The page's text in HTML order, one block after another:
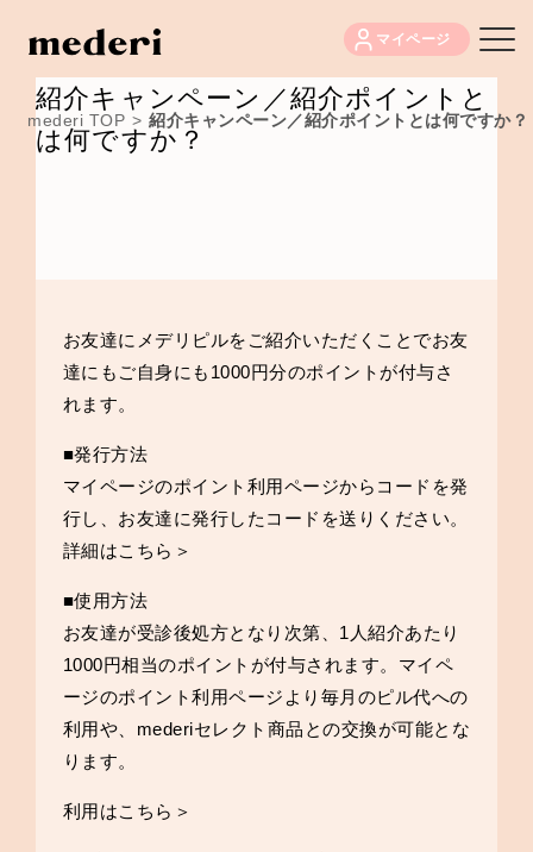
マイページ
mederi TOP > 紹介キャンペーン／紹介ポイントとは何ですか？
紹介キャンペーン／紹介ポイントと
は何ですか？
お友達にメデリピルをご紹介いただくことでお友
達にもご自身にも1000円分のポイントが付与さ
れます。
■発行方法
マイページのポイント利用ページからコードを発
行し、お友達に発行したコードを送りください。
詳細はこちら＞
■使用方法
お友達が受診後処方となり次第、1人紹介あたり
1000円相当のポイントが付与されます。マイペ
ージのポイント利用ページより毎月のピル代への
利用や、mederiセレクト商品との交換が可能とな
ります。
利用はこちら＞